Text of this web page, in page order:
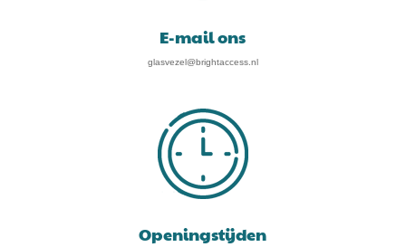
E-mail ons
glasvezel@brightaccess.nl
Openingstijden